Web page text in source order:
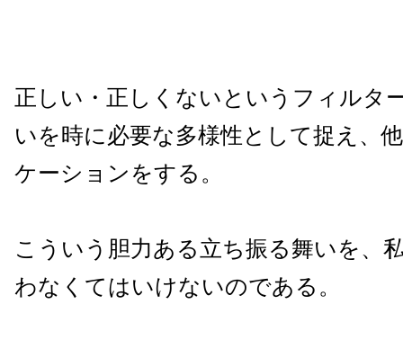
正しい・正しくないというフィルタ
いを時に必要な多様性として捉え、
ケーションをする。
こういう胆力ある立ち振る舞いを、
わなくてはいけないのである。